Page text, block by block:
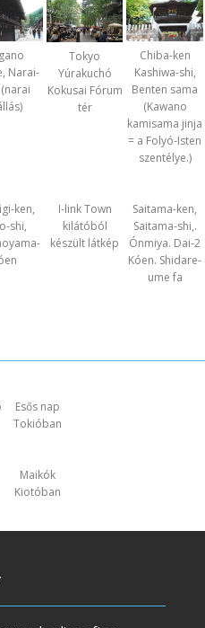
Narai-
Tokyo
Yúrakuchó
Kokusai Fórum
tér
Chiba-ken
Kashiwa-shi,
Benten sama
(Kawano
kamisama jinja
= a Folyó-Isten
szentélye.)
ken,
shi,
I-link Town
kilátóból
készült látkép
Saitama-ken,
Saitama-shi,.
Ónmiya. Dai-2
Kóen. Shidare-
ume fa
Esős nap
Tokióban
Maikók
Kiotóban